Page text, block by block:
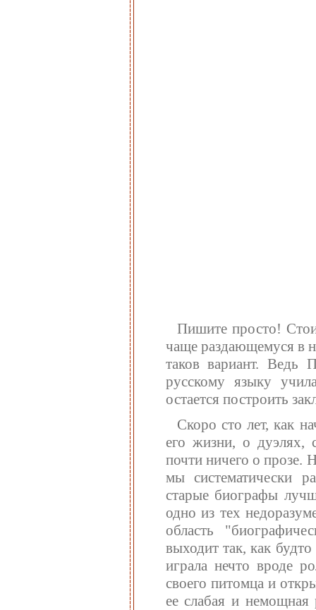
Пишите просто!
чаще раздающемуся в
таков вариант. Ведь
русскому языку
остается построить
Скоро сто лет, как
его жизни, о дуэлях,
почти ничего о прозе.
мы систематически
старые биографы
одно из тех
область
выходит так, как
играла нечто вроде
своего питомца и
ее слабая и немощная